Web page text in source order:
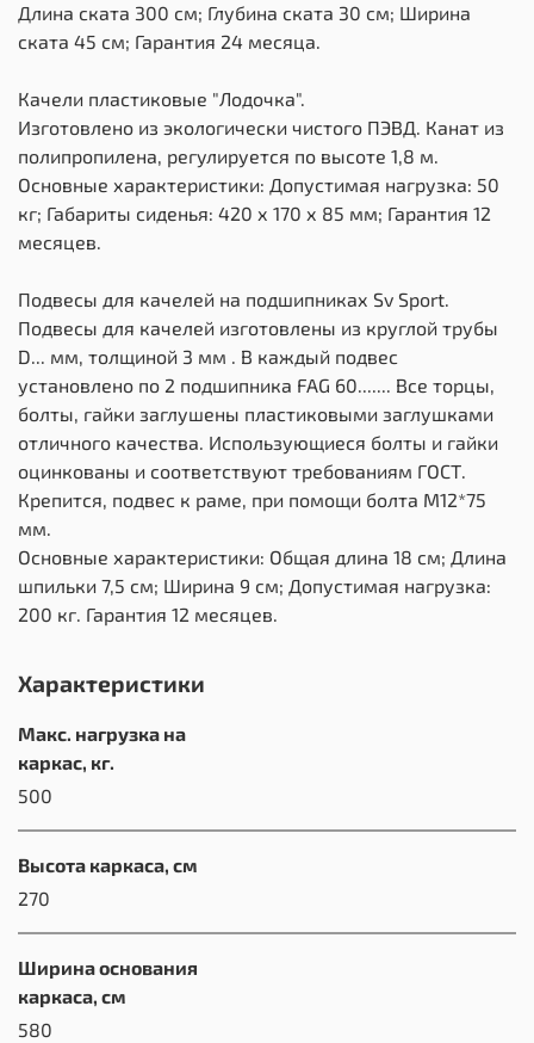
Длина ската 300 см; Глубина ската 30 см; Ширина
ската 45 см; Гарантия 24 месяца.
Качели пластиковые "Лодочка".
Изготовлено из экологически чистого ПЭВД. Канат из
полипропилена, регулируется по высоте 1,8 м.
Основные характеристики: Допустимая нагрузка: 50
кг; Габариты сиденья: 420 х 170 х 85 мм; Гарантия 12
месяцев.
Подвесы для качелей на подшипниках Sv Sport.
Подвесы для качелей изготовлены из круглой трубы
D... мм, толщиной 3 мм . В каждый подвес
установлено по 2 подшипника FAG 60....... Все торцы,
болты, гайки заглушены пластиковыми заглушками
отличного качества. Использующиеся болты и гайки
оцинкованы и соответствуют требованиям ГОСТ.
Крепится, подвес к раме, при помощи болта М12*75
мм.
Основные характеристики: Общая длина 18 см; Длина
шпильки 7,5 см; Ширина 9 см; Допустимая нагрузка:
200 кг. Гарантия 12 месяцев.
Характеристики
Макс. нагрузка на
каркас, кг.
500
Высота каркаса, см
270
Ширина основания
каркаса, см
580